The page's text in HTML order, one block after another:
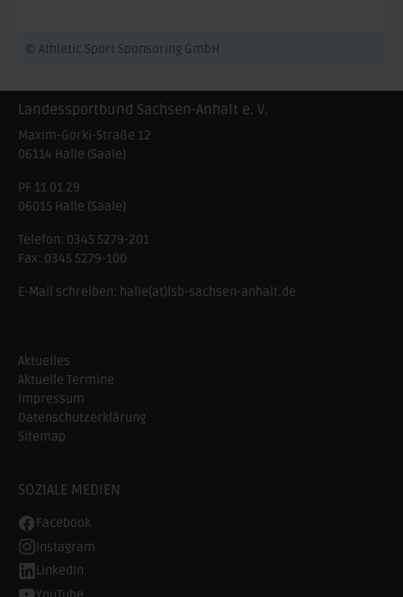
© Athletic Sport Sponsoring GmbH
Landessportbund Sachsen-Anhalt e. V.
Maxim-Gorki-Straße 12
06114 Halle (Saale)
PF 11 01 29
06015 Halle (Saale)
Telefon: 0345 5279-201
Fax: 0345 5279-100
E-Mail schreiben: halle(at)lsb-sachsen-anhalt.de
Aktuelles
Aktuelle Termine
Impressum
Datenschutzerklärung
Sitemap
SOZIALE MEDIEN
Facebook
Instagram
LinkedIn